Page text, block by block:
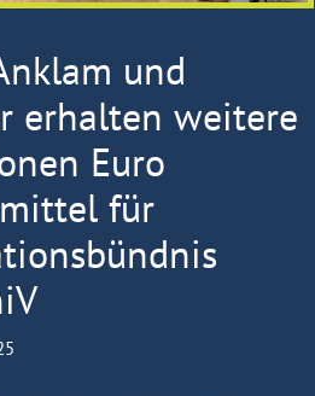
und
erhalten weitere
Euro
für